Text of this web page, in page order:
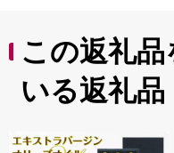
この返礼
いる返礼品